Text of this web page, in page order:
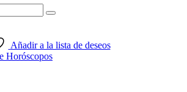
Añadir a la lista de deseos
Horóscopos